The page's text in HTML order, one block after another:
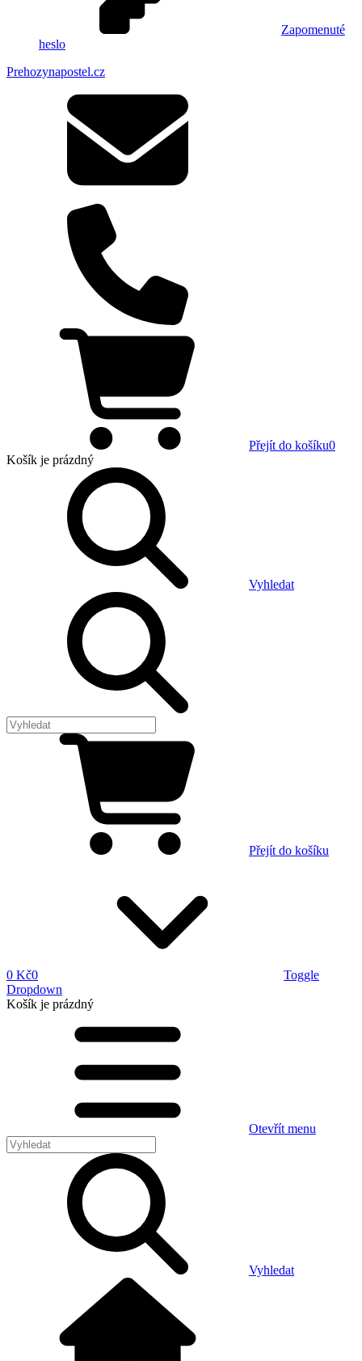
Zapomenuté
heslo
Prehozynapostel.cz
Přejít do košíku0
Košík je prázdný
Vyhledat
Přejít do košíku
0 Kč0
Toggle
Dropdown
Košík je prázdný
Otevřít menu
Vyhledat